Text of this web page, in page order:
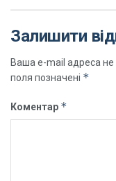
Залишити
Ваша e-mail адреса
поля позначені *
Коментар *